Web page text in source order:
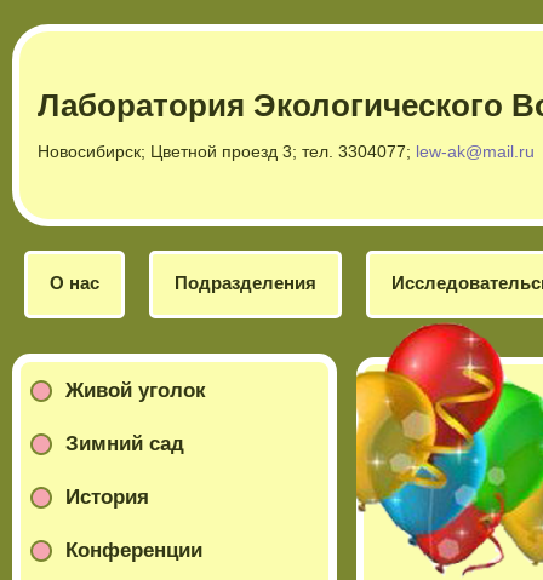
Лаборатория Экологического
Новосибирск; Цветной проезд 3; тел. 3304077; lew-ak@mail.ru
О нас Подразделения
Живой уголок
Зимний сад
История
Конференции